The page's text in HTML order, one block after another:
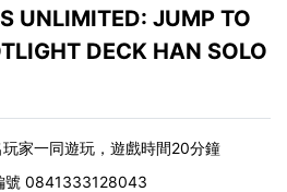
UNLIMITED: JUMP TO
DECK HAN SOLO
家一同遊玩，遊戲時間20分鐘
號 0841333128043